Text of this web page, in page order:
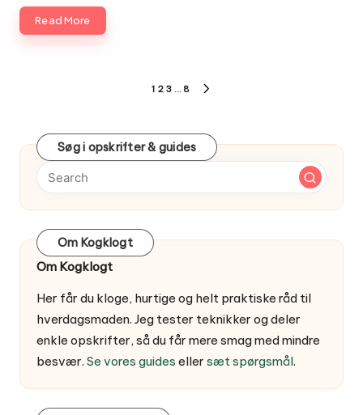
Read More
Indlægsinddeling
1 2 3 … 8
Søg i opskrifter & guides
Om Kogklogt
Om Kogklogt
Her får du kloge, hurtige og helt praktiske råd til
hverdagsmaden. Jeg tester teknikker og deler
enkle opskrifter, så du får mere smag med mindre
besvær. Se vores guides eller sæt spørgsmål.